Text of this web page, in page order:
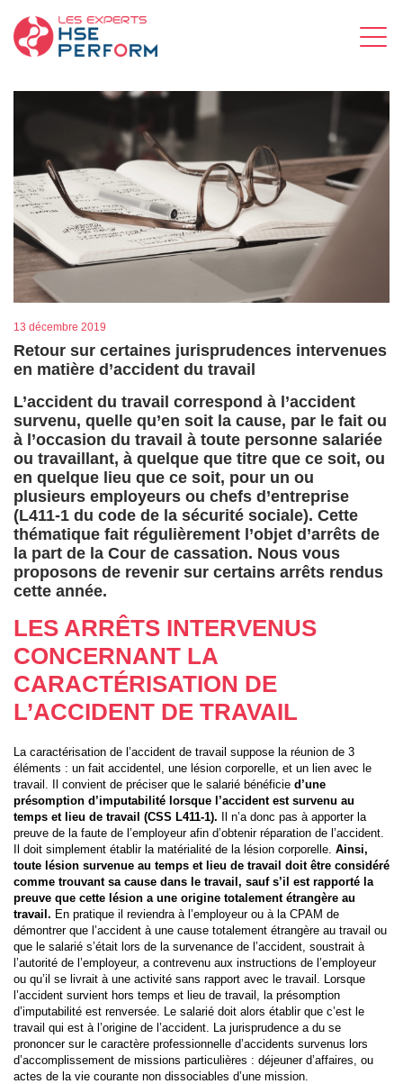
13 décembre 2019
Retour sur certaines jurisprudences intervenues
en matière d’accident du travail
L’accident du travail correspond à l’accident
survenu, quelle qu’en soit la cause, par le fait ou
à l’occasion du travail à toute personne salariée
ou travaillant, à quelque que titre que ce soit, ou
en quelque lieu que ce soit, pour un ou
plusieurs employeurs ou chefs d’entreprise
(L411-1 du code de la sécurité sociale). Cette
thématique fait régulièrement l’objet d’arrêts de
la part de la Cour de cassation. Nous vous
proposons de revenir sur certains arrêts rendus
cette année.
LES ARRÊTS INTERVENUS
CONCERNANT LA
CARACTÉRISATION DE
L’ACCIDENT DE TRAVAIL
La caractérisation de l’accident de travail suppose la réunion de 3
éléments : un fait accidentel, une lésion corporelle, et un lien avec le
travail. Il convient de préciser que le salarié bénéficie d’une
présomption d’imputabilité lorsque l’accident est survenu au
temps et lieu de travail (CSS L411-1). Il n’a donc pas à apporter la
preuve de la faute de l’employeur afin d’obtenir réparation de l’accident.
Il doit simplement établir la matérialité de la lésion corporelle. Ainsi,
toute lésion survenue au temps et lieu de travail doit être considéré
comme trouvant sa cause dans le travail, sauf s’il est rapporté la
preuve que cette lésion a une origine totalement étrangère au
travail. En pratique il reviendra à l’employeur ou à la CPAM de
démontrer que l’accident à une cause totalement étrangère au travail ou
que le salarié s’était lors de la survenance de l’accident, soustrait à
l’autorité de l’employeur, a contrevenu aux instructions de l’employeur
ou qu’il se livrait à une activité sans rapport avec le travail. Lorsque
l’accident survient hors temps et lieu de travail, la présomption
d’imputabilité est renversée. Le salarié doit alors établir que c’est le
travail qui est à l’origine de l’accident. La jurisprudence a du se
prononcer sur le caractère professionnelle d’accidents survenus lors
d’accomplissement de missions particulières : déjeuner d’affaires, ou
actes de la vie courante non dissociables d’une mission.